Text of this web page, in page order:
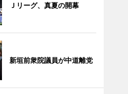
Ｊリーグ、真夏の開幕
新垣前衆院議員が中道離党